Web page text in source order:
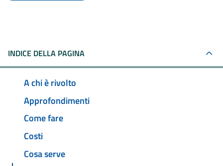
INDICE DELLA PAGINA
A chi è rivolto
Approfondimenti
Come fare
Costi
Cosa serve